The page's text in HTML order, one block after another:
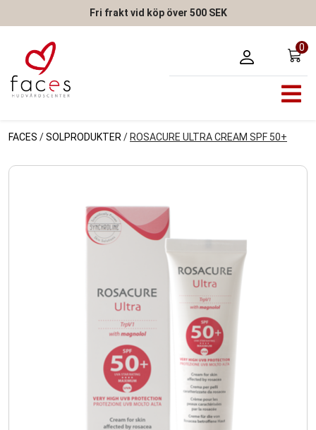
Fri frakt vid köp över 500 SEK
0
FACES /SOLPRODUKTER / ROSACURE ULTRA CREAM SPF 50+